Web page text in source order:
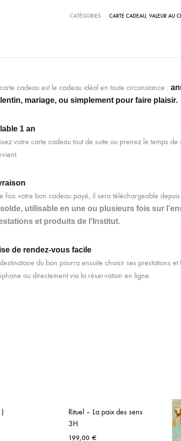
CATÉGORIES CARTE CADEAU, VALEUR AU
cadeau est le cadeau idéal en toute circonstance :
mariage, ou simplement pour faire plaisir.
1 an
votre carte cadeau tout de suite ou prenez le temps
fois votre bon cadeau payé, il sera téléchargeable
utilisable en une ou plusieurs fois sur
et produits de l’Institut.
de rendez-vous facile
du bon pourra ensuite choisir ses prestations
ou directement via la réservation en ligne.
Rituel – La paix des sens
3H
199,00 €